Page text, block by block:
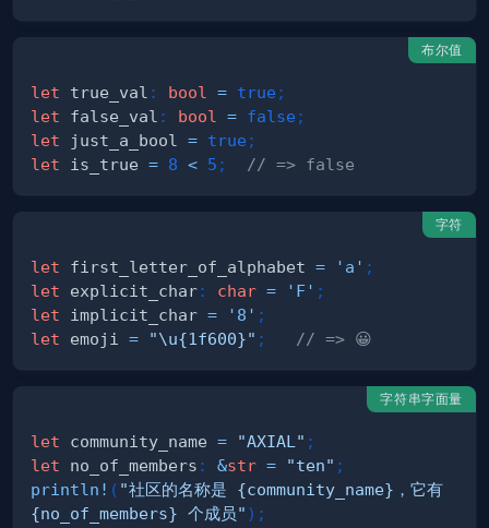
布尔值
let true_val : bool = true ;
let false_val : bool = false ;
let just_a_bool = true ;
let is_true = 8 < 5 ; // => false
字符
let first_letter_of_alphabet = 'a' ;
let explicit_char: char = 'F' ;
let implicit_char = '8' ;
let emoji = "\u{1f600}" ; // => 😀
字符串字面量
let community_name = "AXIAL" ;
let no_of_members : &str = "ten" ;
println! ( "社区的名称是 {community_name}，它有
{no_of_members} 个成员" ) ;